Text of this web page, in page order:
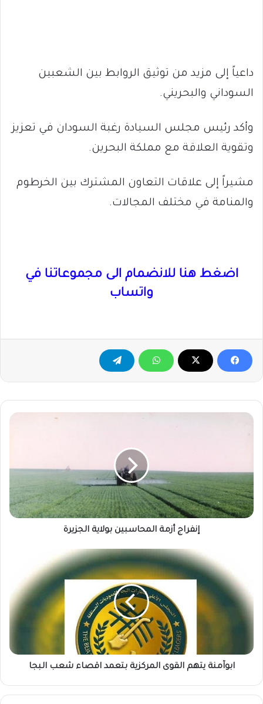
داعياً إلى مزيد من توثيق الروابط بين الشعبين
السوداني والبحريني.
وأكد رئيس مجلس السيادة رغبة السودان في تعزيز
وتقوية العلاقة مع مملكة البحرين.
مشيراً إلى علاقات التعاون المشترك بين الخرطوم
والمنامة في مختلف المجالات.
اضغط هنا للانضمام الى مجموعاتنا في
واتساب
إنفراج
إنفراج أزمة المحاسبين بولاية الجزيرة
القوى
المركزية
بتعمد
ابوآمنة يتهم القوى المركزية بتعمد اقصاء شعب البجا